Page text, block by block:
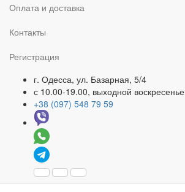
Оплата и доставка
Контакты
Регистрация
г. Одесса, ул. Базарная, 5/4
с 10.00-19.00, выходной воскресенье
+38 (097) 548 79 59